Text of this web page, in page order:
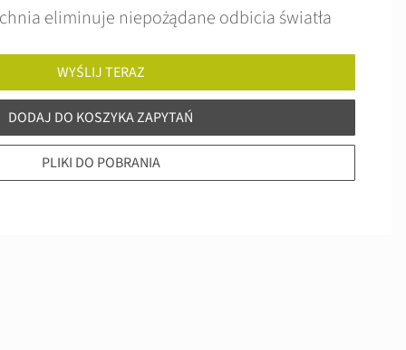
eliminuje niepożądane odbicia światła
WYŚLIJ TERAZ
DODAJ DO KOSZYKA ZAPYTAŃ
PLIKI DO POBRANIA